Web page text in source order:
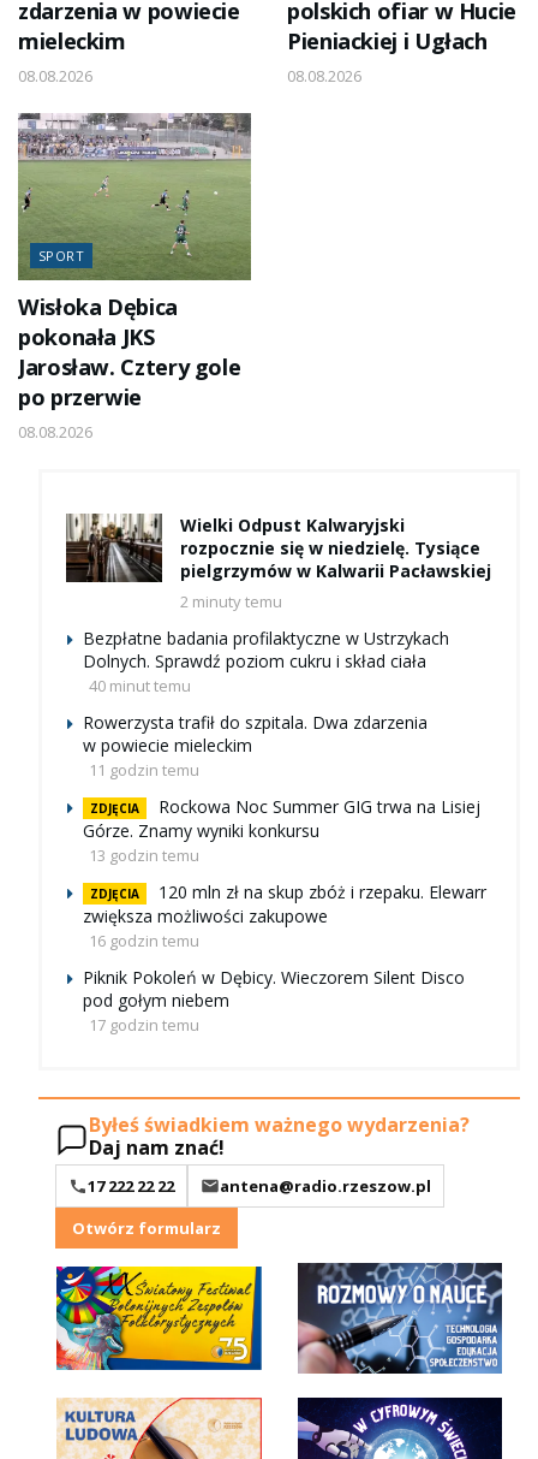
zdarzenia w powiecie
mieleckim
08.08.2026
polskich ofiar w Hucie
Pieniackiej i Ugłach
08.08.2026
SPORT
Wisłoka Dębica
pokonała JKS
Jarosław. Cztery gole
po przerwie
08.08.2026
Wielki Odpust Kalwaryjski
rozpocznie się w niedzielę. Tysiące
pielgrzymów w Kalwarii Pacławskiej
2 minuty temu
Bezpłatne badania profilaktyczne w Ustrzykach
Dolnych. Sprawdź poziom cukru i skład ciała
40 minut temu
Rowerzysta trafił do szpitala. Dwa zdarzenia
w powiecie mieleckim
11 godzin temu
ZDJĘCIA
Rockowa Noc Summer GIG trwa na Lisiej
Górze. Znamy wyniki konkursu
13 godzin temu
ZDJĘCIA
120 mln zł na skup zbóż i rzepaku. Elewarr
zwiększa możliwości zakupowe
16 godzin temu
Piknik Pokoleń w Dębicy. Wieczorem Silent Disco
pod gołym niebem
17 godzin temu
Byłeś świadkiem ważnego wydarzenia?
Daj nam znać!
17 222 22 22
antena@radio.rzeszow.pl
Otwórz formularz